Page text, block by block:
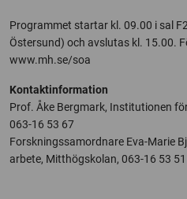
Programmet startar kl. 09.00 i sal
Östersund) och avslutas kl. 15.00.
www.mh.se/soa
Kontaktinformation
Prof. Åke Bergmark, Institutionen
063-16 53 67
Forskningssamordnare Eva-Marie
arbete, Mitthögskolan, 063-16 53 51